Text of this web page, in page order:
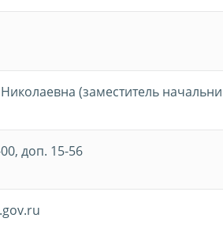
(заместитель
доп. 15-56